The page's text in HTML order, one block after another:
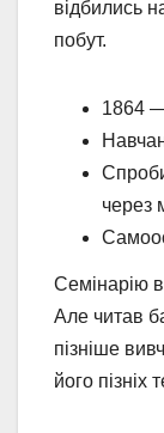
відбились
побут.
1864
через
Семінарію
Але читав
пізніше
його пізніх